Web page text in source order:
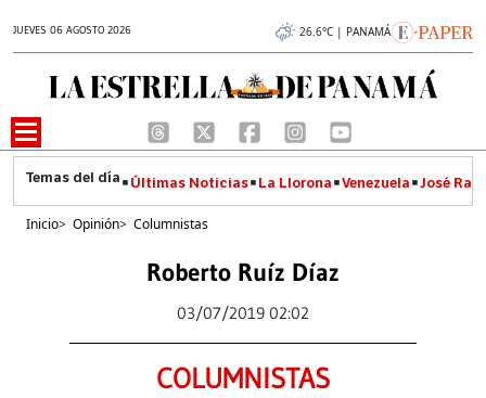
JUEVES 06 AGOSTO 2026 26.6°C | PANAMÁ
Últimas Noticias La Llorona Venezuela José
Inicio> Opinión> Columnistas
Roberto Ruíz Díaz
03/07/2019 02:02
COLUMNISTAS